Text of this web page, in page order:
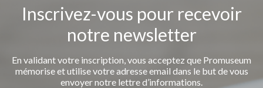
Inscrivez-vous pour recevoir
notre newsletter
En validant votre inscription, vous acceptez que Promuseum
mémorise et utilise votre adresse email dans le but de vous
envoyer notre lettre d’informations.